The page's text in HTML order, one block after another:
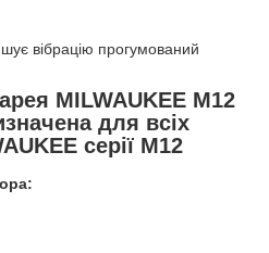
вібрацію прогумований
MILWAUKEE M12
для всіх
серії M12